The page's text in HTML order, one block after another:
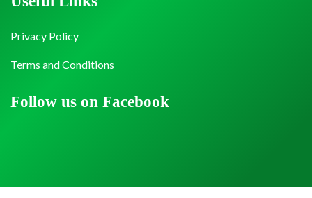
Follow us on Facebook
Privacy Policy
Terms and Conditions